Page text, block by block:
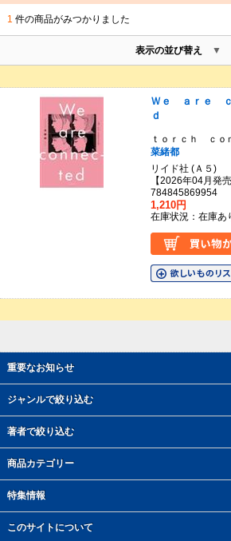
重要なお知らせ
ジャンルで絞り込む
著者で絞り込む
商品カテゴリー
特集情報
このサイトについて
1 件の商品がみつかりました
表示の並び替え
Ｗｅ ａｒｅ ｃ
ｄ
ｔｏｒｃｈ ｃｏ
菜緒都
リイド社 (Ａ５)
【2026年04月
784845869954
1,210円
在庫状況：在庫あ